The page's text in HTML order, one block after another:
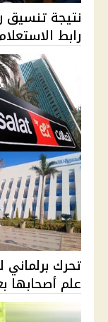
نتيجة تنسيق
رابط
تحرك
علم أصحابها